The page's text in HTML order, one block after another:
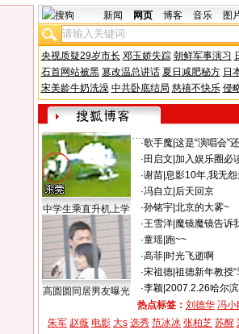
新闻 网页 博客 音乐 图
央视质疑29岁市长 邓玉娇失踪 朝鲜军事演习
石首网站被黑 篡改温总讲话 夏日减肥秘方 日
宋美龄牛奶洗澡 中共卧底结局 慈禧不快乐 侵
中学生乘直升机上学
高圆圆同居男友曝光
·歌手魔| 这是“演唱会”
· 田启文 加入娱乐圈必
·谢苗| 息影10年,我无怨
·冯自立 后天回京
·孙铭宇| 北京的大雾~
·王雪洋| 魔镜魔镜告诉
·童瑶| 跑~~
·高菲| 时光飞逝啊
·宋祖德| 祖德新年教授“
·李颖| 2007.2.26哈尔
热点标签： 刘德华 冯小
朱军 赵薇 电影 大s 选秀 范冰冰 张柏芝 苏醒